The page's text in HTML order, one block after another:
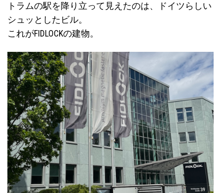
トラムの駅を降り立って見えたのは、ドイツらしい
シュッとしたビル。
これがFIDLOCKの建物。